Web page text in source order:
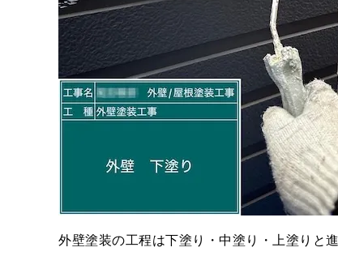
外壁塗装の工程は下塗り・中塗り・上塗りと進